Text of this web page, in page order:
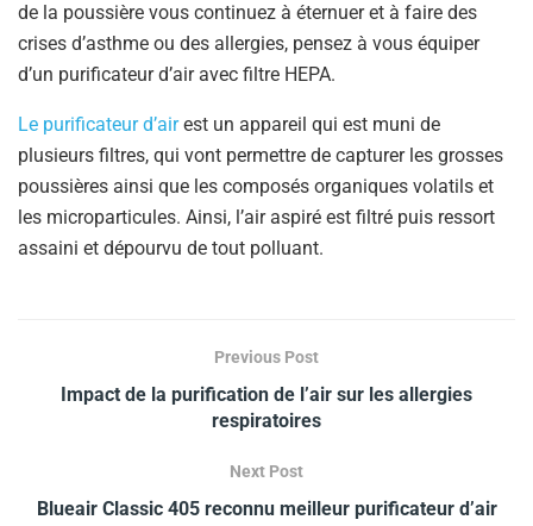
de la poussière vous continuez à éternuer et à faire des
crises d’asthme ou des allergies, pensez à vous équiper
d’un purificateur d’air avec filtre HEPA.
Le purificateur d’airest un appareil qui est muni de
plusieurs filtres, qui vont permettre de capturer les grosses
poussières ainsi que les composés organiques volatils et
les microparticules. Ainsi, l’air aspiré est filtré puis ressort
assaini et dépourvu de tout polluant.
Previous Post
Impact de la purification de l’air sur les allergies
respiratoires
Next Post
Blueair Classic 405 reconnu meilleur purificateur d’air